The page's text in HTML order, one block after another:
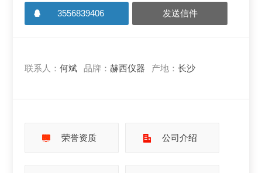
3556839406 发送信件
联系人：何斌 品牌：赫西仪器 产地：长沙
荣誉资质 公司介绍